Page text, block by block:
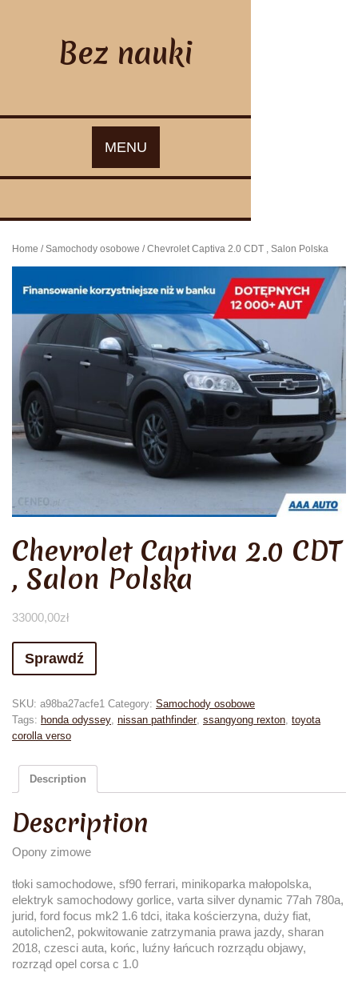
Bez nauki
MENU
Home /Samochody osobowe / Chevrolet Captiva 2.0 CDT , Salon Polska
Chevrolet Captiva 2.0 CDT
, Salon Polska
33000,00zł
Sprawdź
SKU: a98ba27acfe1 Category: Samochody osobowe
Tags: honda odyssey, nissan pathfinder, ssangyong rexton, toyota
corolla verso
Description
Description
Opony zimowe
tłoki samochodowe, sf90 ferrari, minikoparka małopolska,
elektryk samochodowy gorlice, varta silver dynamic 77ah 780a,
jurid, ford focus mk2 1.6 tdci, itaka kościerzyna, duży fiat,
autolichen2, pokwitowanie zatrzymania prawa jazdy, sharan
2018, czesci auta, końc, luźny łańcuch rozrządu objawy,
rozrząd opel corsa c 1.0